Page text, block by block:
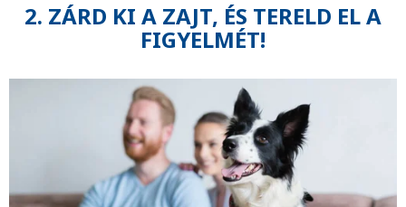
2. ZÁRD KI A ZAJT, ÉS TERELD EL A
FIGYELMÉT!